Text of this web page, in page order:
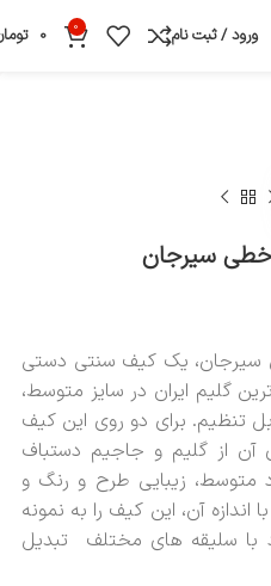
ورود / ثبت نام 0
0
سیرجان
یک کیف سنتی دستی
گلیم ایران در سایز متوسط،
تنظیم. برای دو روی این کیف
آن از گلیم و جاجیم دستباف
متوسط، زیبایی طرح و رنگ و
آن، این کیف را به نمونه
با سلیقه های مختلف تبدیل